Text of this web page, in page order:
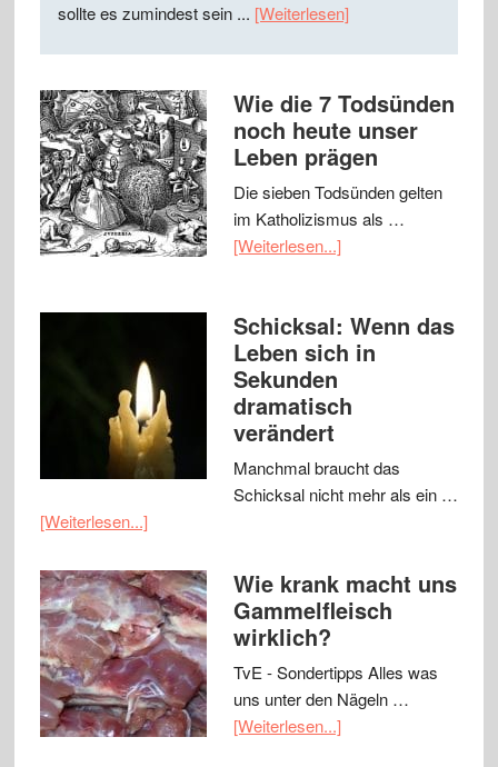
sollte es zumindest sein ... [Weiterlesen]
Wie die 7 Todsünden
noch heute unser
Leben prägen
Die sieben Todsünden gelten
im Katholizismus als …
[Weiterlesen...]
Schicksal: Wenn das
Leben sich in
Sekunden
dramatisch
verändert
Manchmal braucht das
Schicksal nicht mehr als ein …
[Weiterlesen...]
Wie krank macht uns
Gammelfleisch
wirklich?
TvE - Sondertipps Alles was
uns unter den Nägeln …
[Weiterlesen...]